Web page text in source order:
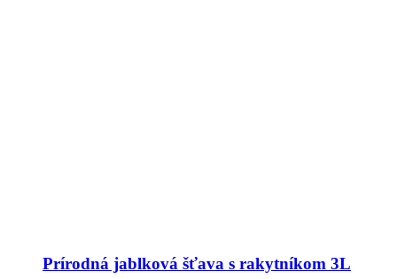
Prírodná jablková šťava s rakytníkom 3L